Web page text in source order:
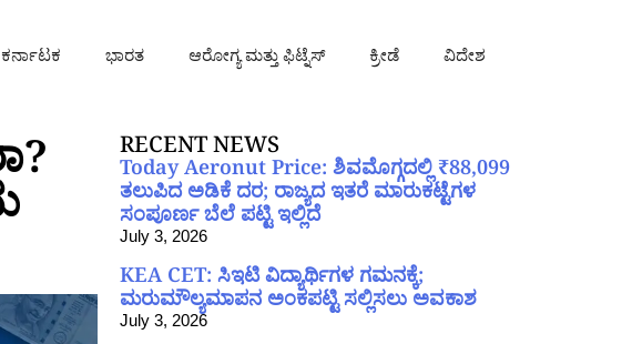
ಕರ್ನಾಟಕ ಭಾರತ ಆರೋಗ್ಯ ಮತ್ತು ಫಿಟ್ನೆಸ್ ಕ್ರೀಡೆ ವಿದೇಶ
RECENT NEWS
Today Aeronut Price: ಶಿವಮೊಗ್ಗದಲ್ಲಿ ₹88,099
ತಲುಪಿದ ಅಡಿಕೆ ದರ; ರಾಜ್ಯದ ಇತರೆ ಮಾರುಕಟ್ಟೆಗಳ
ಸಂಪೂರ್ಣ ಬೆಲೆ ಪಟ್ಟಿ ಇಲ್ಲಿದೆ
July 3, 2026
KEA CET: ಸಿಇಟಿ ವಿದ್ಯಾರ್ಥಿಗಳ ಗಮನಕ್ಕೆ;
ಮರುಮೌಲ್ಯಮಾಪನ ಅಂಕಪಟ್ಟಿ ಸಲ್ಲಿಸಲು ಅವಕಾಶ
July 3, 2026